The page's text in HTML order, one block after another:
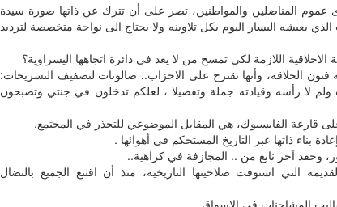
المناضلين والمواطنين، تصر على أن تترك عن ذاتها صورة سيدة
يعيشه اليسار اليوم بكل تلاوينه ولا يحتاج الى نواحة متخصصة لترديد
الاخلاقية اللازمة لكي تمسح من لا يعد في دائرة اتجاهها اليسراوية؟
الحلاقة، وأنها تقترح على الاحزاب.. صالونات لتصفيف التسريحات:
ولم لا رأسه وقيادته جملة وتفصيلا ، لعلكم تدخلون في جنتي وتصبحون
على قارعة الفايسبوك، هي المقابل الموضوعي للتجذر في المجتمع.
بناء ذاتها عبر التاريخ المستحكم في أهوائها .
وحقد آخر نابع من .. المجازفة في كراهية..
التي استوفت صلاحيتها التاريخية، منذ أن اقتنع الجميع بالنضال
المشاحنات في الاسواق..